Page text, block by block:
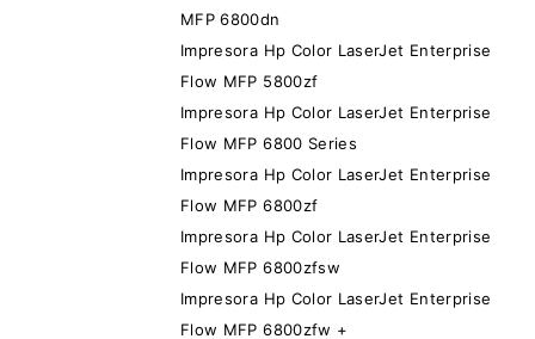
MFP 6800dn
Impresora Hp Color LaserJet Enterprise
Flow MFP 5800zf
Impresora Hp Color LaserJet Enterprise
Flow MFP 6800 Series
Impresora Hp Color LaserJet Enterprise
Flow MFP 6800zf
Impresora Hp Color LaserJet Enterprise
Flow MFP 6800zfsw
Impresora Hp Color LaserJet Enterprise
Flow MFP 6800zfw +